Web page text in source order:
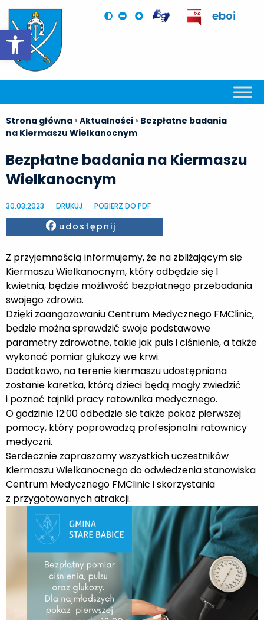
Otwórz pasek narzędzi
eboi
Strona główna >Aktualności > Bezpłatne badania
na Kiermaszu Wielkanocnym
Bezpłatne badania na Kiermaszu
Wielkanocnym
30.03.2023 DRUKUJ POBIERZ DO PDF
Facebook
udostępnij
Z przyjemnością informujemy, że na zbliżającym się
Kiermaszu Wielkanocnym, który odbędzie się 1
kwietnia, będzie możliwość bezpłatnego przebadania
swojego zdrowia.
Dzięki zaangażowaniu Centrum Medycznego FMClinic,
będzie można sprawdzić swoje podstawowe
parametry zdrowotne, takie jak puls i ciśnienie, a także
wykonać pomiar glukozy we krwi.
Dodatkowo, na terenie kiermaszu udostępniona
zostanie karetka, którą dzieci będą mogły zwiedzić
i poznać tajniki pracy ratownika medycznego.
O godzinie 12:00 odbędzie się także pokaz pierwszej
pomocy, który poprowadzą profesjonalni ratownicy
medyczni.
Serdecznie zapraszamy wszystkich uczestników
Kiermaszu Wielkanocnego do odwiedzenia stanowiska
Centrum Medycznego FMClinic i skorzystania
z przygotowanych atrakcji.